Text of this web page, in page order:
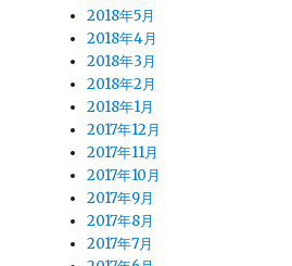
2018年5月
2018年4月
2018年3月
2018年2月
2018年1月
2017年12月
2017年11月
2017年10月
2017年9月
2017年8月
2017年7月